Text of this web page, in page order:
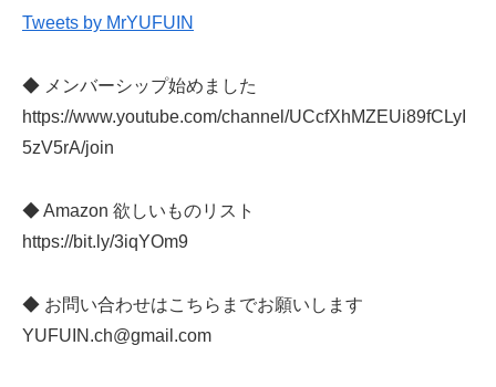
Tweets by MrYUFUIN
◆ メンバーシップ始めました
https://www.youtube.com/channel/UCcfXhMZEUi89fCLyI
5zV5rA/join
◆ Amazon 欲しいものリスト
https://bit.ly/3iqYOm9
◆ お問い合わせはこちらまでお願いします
YUFUIN.ch@gmail.com